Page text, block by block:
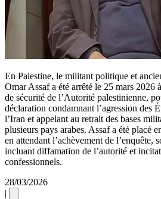
En Palestine, le militant politique et
Omar Assaf a été arrêté le 25 mars 2026
de sécurité de l’Autorité palestinienne,
déclaration condamnant l’agression des
l’Iran et appelant au retrait des bases
plusieurs pays arabes. Assaf a été placé
en attendant l’achèvement de l’enquête,
incluant diffamation de l’autorité et
confessionnels.
28/03/2026
|